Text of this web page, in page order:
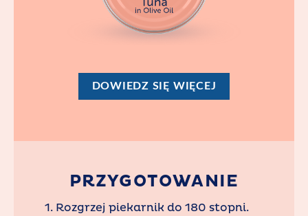
DOWIEDZ SIĘ WIĘCEJ
PRZYGOTOWANIE
1. Rozgrzej piekarnik do 180 stopni.